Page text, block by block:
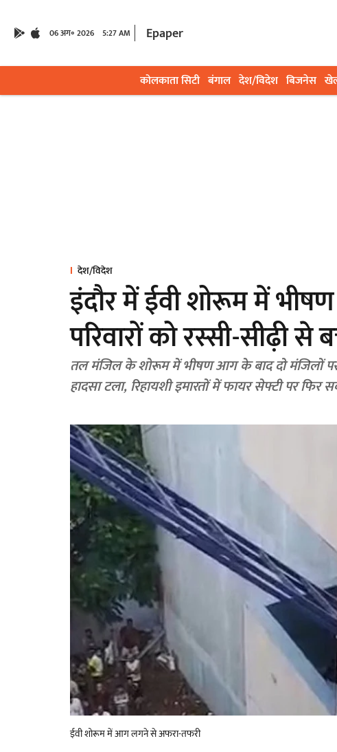
06 अग॰ 2026 5:27 AM Epaper
कोलकाता सिटी बंगाल देश/विदेश बिजनेस
देश/विदेश
इंदौर में ईवी शोरूम में
परिवारों को रस्सी-सीढ़ी से
तल मंजिल के शोरूम में भीषण आग के बाद दो मंजिलों
हादसा टला, रिहायशी इमारतों में फायर सेफ्टी पर फिर
ईवी शोरूम में आग लगने से अफरा-तफरी